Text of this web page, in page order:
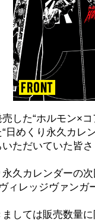
した“ホルモン×
日めくり永久カレ
ただいていた皆
久カレンダーの
ィレッジヴァン
しては販売数量